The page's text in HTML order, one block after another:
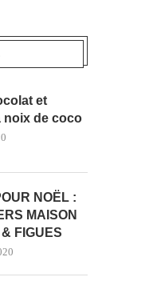
et
noix de coco
NOËL :
MAISON
FIGUES